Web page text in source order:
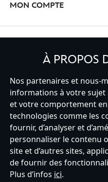
MON COMPTE
France
Service clients Conditions
Plan du site
Règles de respect
Politique de cookies
Notice
Conditions générales de vente
À PROPOS
Nos partenaires et nous-
informations à votre sujet
et votre comportement
technologies comme les
fournir, d’analyser et
personnaliser le contenu
site et d’autres sites,
de fournir des
Plus d’infos ici.